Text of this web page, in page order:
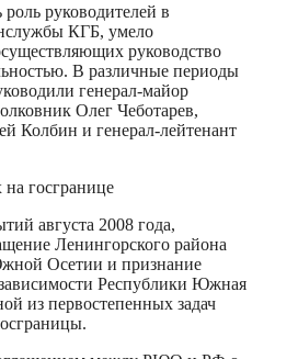
руководителей в
КГБ, умело
руководство
В различные периоды
генерал-майор
Олег Чеботарев,
Колбин и генерал-лейтенант
госгранице
августа 2008 года,
Ленингорского района
Осетии и признание
Республики Южная
из первостепенных задач